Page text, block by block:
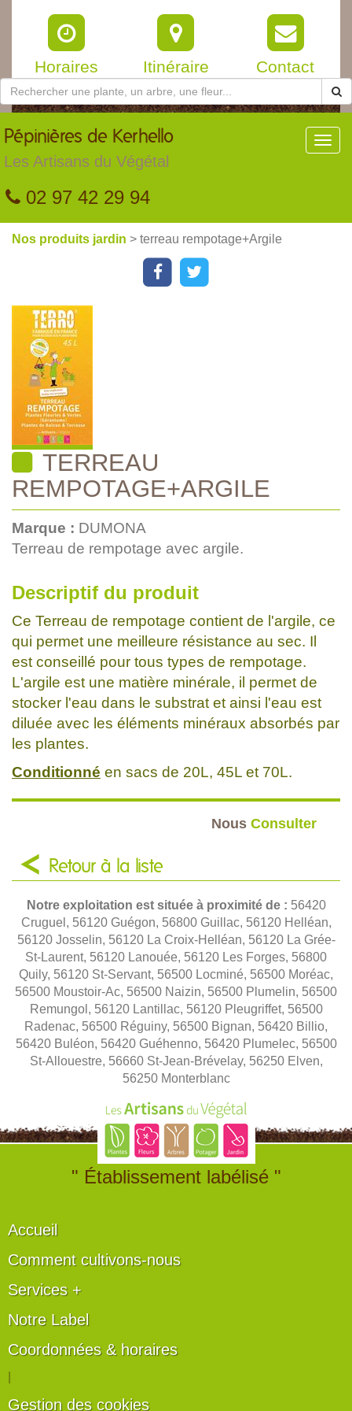
Horaires Itinéraire Contact
Pépinières de Kerhello
Les Artisans du Végétal
02 97 42 29 94
Nos produits jardin > terreau rempotage+Argile
TERREAU
REMPOTAGE+ARGILE
Marque : DUMONA
Terreau de rempotage avec argile.
Descriptif du produit
Ce Terreau de rempotage contient de l'argile, ce
qui permet une meilleure résistance au sec. Il
est conseillé pour tous types de rempotage.
L'argile est une matière minérale, il permet de
stocker l'eau dans le substrat et ainsi l'eau est
diluée avec les éléments minéraux absorbés par
les plantes.
Conditionné en sacs de 20L, 45L et 70L.
Nous Consulter
Retour à la liste
Notre exploitation est située à proximité de : 56420
Cruguel, 56120 Guégon, 56800 Guillac, 56120 Helléan,
56120 Josselin, 56120 La Croix-Helléan, 56120 La Grée-
St-Laurent, 56120 Lanouée, 56120 Les Forges, 56800
Quily, 56120 St-Servant, 56500 Locminé, 56500 Moréac,
56500 Moustoir-Ac, 56500 Naizin, 56500 Plumelin, 56500
Remungol, 56120 Lantillac, 56120 Pleugriffet, 56500
Radenac, 56500 Réguiny, 56500 Bignan, 56420 Billio,
56420 Buléon, 56420 Guéhenno, 56420 Plumelec, 56500
St-Allouestre, 56660 St-Jean-Brévelay, 56250 Elven,
56250 Monterblanc
" Établissement labélisé "
Accueil
Comment cultivons-nous
Services +
Notre Label
Coordonnées & horaires
Gestion des cookies